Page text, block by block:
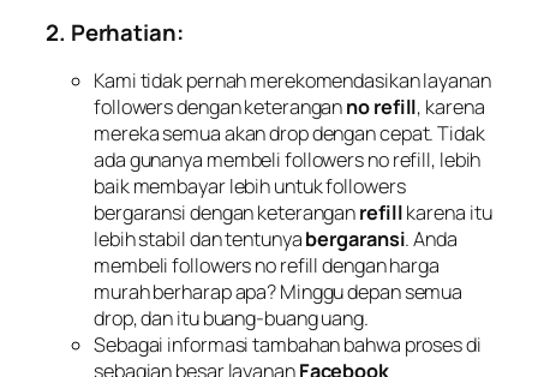
2. Perhatian:
Kami tidak pernah merekomendasikan layanan
followers dengan keteranganno refill, karena
mereka semua akan drop dengan cepat. Tidak
ada gunanya membeli followers no refill, lebih
baik membayar lebih untuk followers
bergaransi dengan keteranganrefillkarena itu
lebih stabil dan tentunyabergaransi. Anda
membeli followers no refill dengan harga
murah berharap apa? Minggu depan semua
drop, dan itu buang-buang uang.
Sebagai informasi tambahan bahwa proses di
sebagian besar layananFacebook